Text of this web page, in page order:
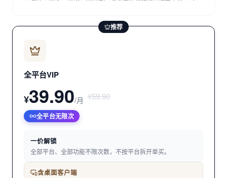
推荐
全平台VIP
¥39.90/月 ¥59.90
全平台无限次
一价解锁
全部平台、全部功能不限次数，不按平台拆开单买。
含桌面客户端